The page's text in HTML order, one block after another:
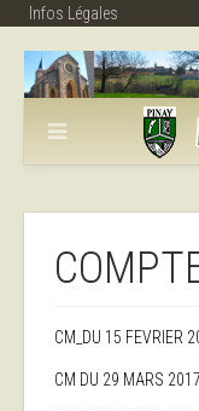
Infos Légales
CM_DU 15 FEVRIER
CM DU 29 MARS